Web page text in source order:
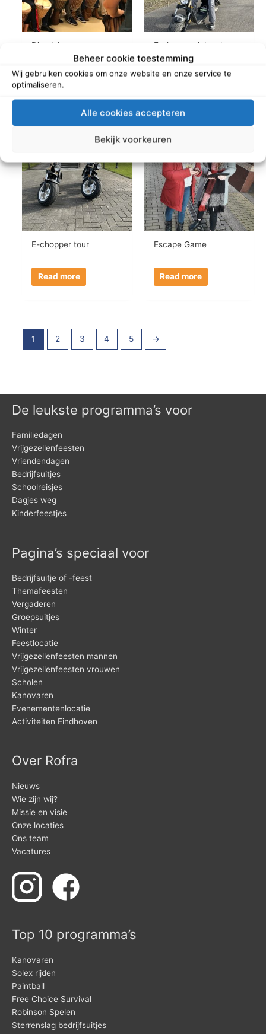
Beheer cookie toestemming
Wij gebruiken cookies om onze website en onze service te
optimaliseren.
Alle cookies accepteren
Bekijk voorkeuren
Djembé
Read more
E-chopper Adventure
Read more
E-chopper tour
Read more
Escape Game
Read more
1 2 3 4 5 →
De leukste programma’s voor
Familiedagen
Vrijgezellenfeesten
Vriendendagen
Bedrijfsuitjes
Schoolreisjes
Dagjes weg
Kinderfeestjes
Pagina’s speciaal voor
Bedrijfsuitje of -feest
Themafeesten
Vergaderen
Groepsuitjes
Winter
Feestlocatie
Vrijgezellenfeesten mannen
Vrijgezellenfeesten vrouwen
Scholen
Kanovaren
Evenementenlocatie
Activiteiten Eindhoven
Over Rofra
Nieuws
Wie zijn wij?
Missie en visie
Onze locaties
Ons team
Vacatures
Top 10 programma’s
Kanovaren
Solex rijden
Paintball
Free Choice Survival
Robinson Spelen
Sterrenslag bedrijfsuitjes